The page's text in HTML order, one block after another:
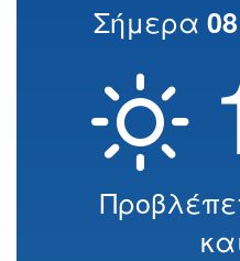
Σήμερα